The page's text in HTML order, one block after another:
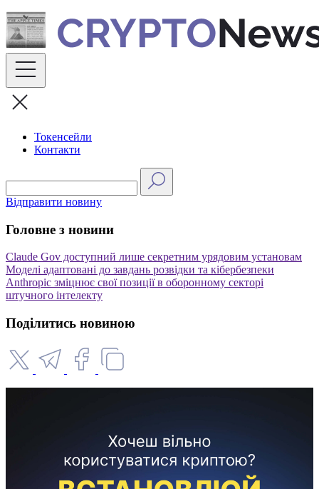
Skip
to
content
Токенсейли
Контакти
Відправити новину
Головне з новини
Claude Gov доступний лише секретним урядовим установам
Моделі адаптовані до завдань розвідки та кібербезпеки
Anthropic зміцнює свої позиції в оборонному секторі
штучного інтелекту
Поділитись новиною